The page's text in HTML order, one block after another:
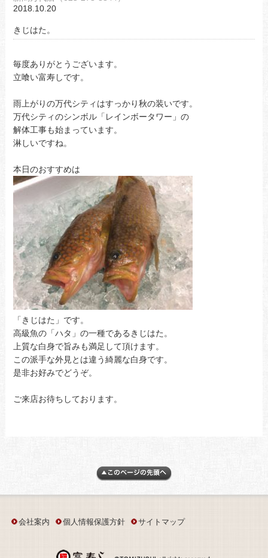
2018.10.20
きじはた。
毎度ありがとうございます。
立喰い富寿しです。
雨上がりの万代シティはすっかり秋の装いです。
万代シティのシンボル「レインボータワー」の
解体工事も始まっています。
淋しいですね。
本日のおすすめは
「きじはた」です。
高級魚の「ハタ」の一種であるきじはた。
上質な白身で旨みも満足して頂けます。
この派手な外見とは違う綺麗な白身です。
是非お好みでどうぞ。
ご来店お待ちしております。
会社案内 個人情報保護方針 サイトマップ